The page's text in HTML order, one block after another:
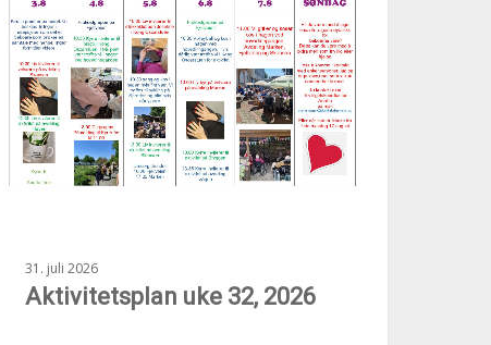
2026
31. juli 2026
Aktivitetsplan uke 32, 2026